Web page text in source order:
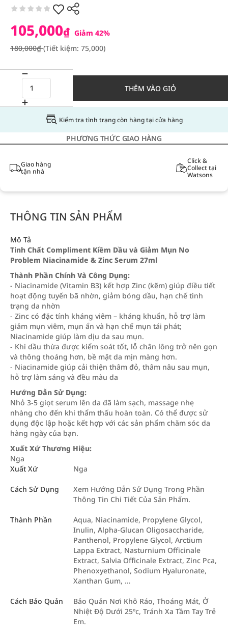
105,000₫ Giảm 42%
180,000₫(Tiết kiệm: 75,000)
THÊM VÀO GIỎ
Kiểm tra tình trạng còn hàng tại cửa hàng
PHƯƠNG THỨC GIAO HÀNG
Giao hàng
tận nhà
Click &
Collect tại
Watsons
THÔNG TIN SẢN PHẨM
Mô Tả
Tinh Chất Compliment Kiềm Dầu và Giảm Mụn No
Problem Niacinamide & Zinc Serum 27ml
Thành Phần Chính Và Công Dụng:
- Niacinamide (Vitamin B3) kết hợp Zinc (kẽm) giúp điều tiết
hoạt động tuyến bã nhờn, giảm bóng dầu, hạn chế tình
trạng da nhờn
- Zinc có đặc tính kháng viêm – kháng khuẩn, hỗ trợ làm
giảm mụn viêm, mụn ẩn và hạn chế mụn tái phát;
Niacinamide giúp làm dịu da sau mụn.
- Khi dầu thừa được kiểm soát tốt, lỗ chân lông trở nên gọn
và thông thoáng hơn, bề mặt da mịn màng hơn.
- Niacinamide giúp cải thiện thâm đỏ, thâm nâu sau mụn,
hỗ trợ làm sáng và đều màu da
Hướng Dẫn Sử Dụng:
Nhỏ 3-5 giọt serum lên da đã làm sạch, massage nhẹ
nhàng cho đến khi thẩm thấu hoàn toàn. Có thể được sử
dụng độc lập hoặc kết hợp với các sản phẩm chăm sóc da
hàng ngày của bạn.
Xuất Xứ Thương Hiệu:
Nga
Xuất Xứ
Nga
Cách Sử Dụng
Xem Hướng Dẫn Sử Dụng Trong Phần
Thông Tin Chi Tiết Của Sản Phẩm.
Thành Phần
Aqua, Niacinamide, Propylene Glycol,
Inulin, Alpha-Glucan Oligosaccharide,
Panthenol, Propylene Glycol, Arctium
Lappa Extract, Nasturnium Officinale
Extract, Salvia Officinale Extract, Zinc Pca,
Phenoxyethanol, Sodium Hyaluronate,
Xanthan Gum, …
Cách Bảo Quản
Bảo Quản Nơi Khô Ráo, Thoáng Mát, Ở
Nhiệt Độ Dưới 25ºc, Tránh Xa Tầm Tay Trẻ
Em.